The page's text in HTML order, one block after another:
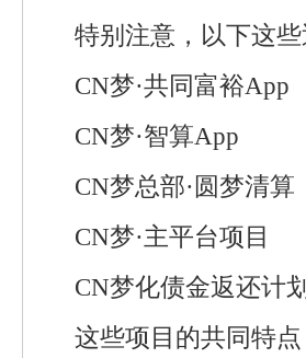
特别注意，以下这
CN梦·共同富裕App
CN梦·智算App
CN梦总部·圆梦清算
CN梦·主平台项目
CN梦化债金返还计划
这些项目的共同特